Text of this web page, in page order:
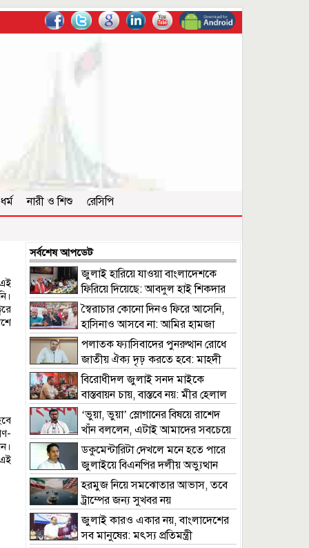
ধর্ম নারী ও শিশু
রেসিপি
সর্বশেষ আপডেট
জুলাই হারিয়ে যাওয়া বাংলাদেশকে
ফিরিয়ে দিয়েছে: আবদুল হাই শিকদার
স্বৈরাচার কোনো দিনও ফিরে আসেনি,
হাসিনাও আসবে না: আমির হামজা
পলাতক ফ্যাসিবাদের পুনরুত্থান রোধে
জাতীয় ঐক্য দৃঢ় করতে হবে: মাহদী
আমিন
বিরোধীদল জুলাই সনদ মাইকে
বাস্তবায়ন চায়, বাস্তবে নয়: মীর হেলাল
‘ভুয়া, ভুয়া’ স্লোগানের বিষয়ে রাশেদ
খাঁন বললেন, এটাই আমাদের সবচেয়ে
বড় অর্জন
ডকুমেন্টারিটা দেখলে মনে হতে পারে
জুলাইয়ে বিএনপির দলীয় অভ্যুত্থান
হয়েছে: সারজিস আলমহরমুজ নিয়ে সমঝোতার আভাস, তবে
ট্রাম্পের জন্য সুখবর নয়
জুলাই কারও একার নয়, বাংলাদেশের
সব মানুষের: মৎস্য প্রতিমন্ত্রী